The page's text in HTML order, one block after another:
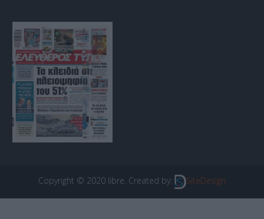
Copyright © 2020 libre. Created by: SiteDesign